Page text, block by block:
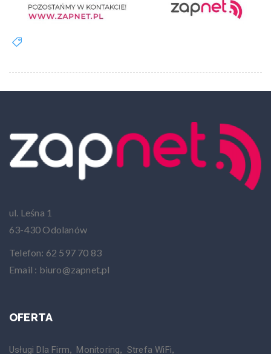
ul. Leśna 1
63-430 Odolanów
Telefon: 62 597 70 83
Email : biuro@zapnet.pl
OFERTA
Usługi Dla Firm Monitoring Strefa WiFi